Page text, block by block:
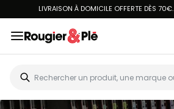
LIVRAISON À DOMICILE OFFERTE DÈS 70€.